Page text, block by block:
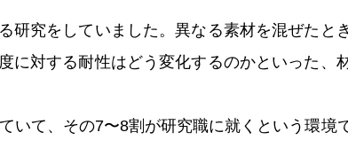
研究をしていました。異なる素材を混ぜたと
に対する耐性はどう変化するのかといった、
いて、その7〜8割が研究職に就くという環境